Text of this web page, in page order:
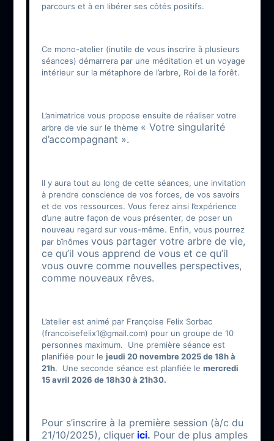
parcours et à en libérer ses côtés positifs.
Ce mono-atelier (inutile de vous inscrire à plusieurs
séances) démarrera par une méditation et un voyage
intérieur sur la métaphore de l’arbre, Roi de la forêt.
L’animatrice vous propose ensuite de réaliser votre
arbre de vie sur le thème « Votre singularité
d’accompagnant ».
Il y aura tout au long de cette séances, une invitation
à prendre conscience de vos forces, de vos savoirs
et de vos ressources. Vous ferez ainsi l’expérience
d’une autre façon de vous présenter, de poser un
nouveau regard sur vous-même. Enfin, vous pourrez
par bînômes vous partager votre arbre de vie,
ce qu’il vous apprend de vous et ce qu’il
vous ouvre comme nouvelles perspectives,
comme nouveaux rêves.
L’atelier est animé par Françoise Felix Sorbac
(francoisefelix1@gmail.com) pour un groupe de 10
personnes maximum. Une première séance est
planifiée pour le jeudi 20 novembre 2025 de 18h à
21h. Une seconde séance est planfiée le mercredi
15 avril 2026 de 18h30 à 21h30.
Pour s’inscrire à la première session (à/c du
21/10/2025), cliquer ici. Pour de plus amples